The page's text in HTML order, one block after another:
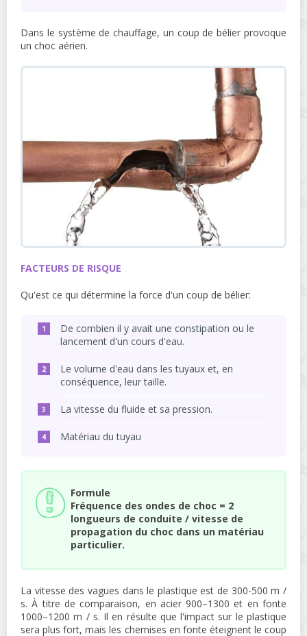
Dans le système de chauffage, un coup de bélier provoque
un choc aérien.
FACTEURS DE RISQUE
Qu'est ce qui détermine la force d'un coup de bélier:
De combien il y avait une constipation ou le
lancement d'un cours d'eau.
Le volume d'eau dans les tuyaux et, en
conséquence, leur taille.
La vitesse du fluide et sa pression.
Matériau du tuyau
Formule
Fréquence des ondes de choc = 2
longueurs de conduite / vitesse de
propagation du choc dans un matériau
particulier.
La vitesse des vagues dans le plastique est de 300-500 m /
s. À titre de comparaison, en acier 900–1300 et en fonte
1000–1200 m / s. Il en résulte que l'impact sur le plastique
sera plus fort, mais les chemises en fonte éteignent le coup